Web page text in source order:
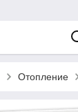
Отопление